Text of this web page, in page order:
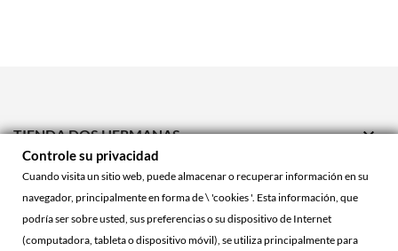
TIENDA DOS HERMANAS 
TIENDA ONLINE 
ACCOUNT
Controle su privacidad
Cuando visita un sitio web, puede almacenar o recuperar información en su
navegador, principalmente en forma de \ 'cookies '. Esta información, que
podría ser sobre usted, sus preferencias o su dispositivo de Internet
(computadora, tableta o dispositivo móvil), se utiliza principalmente para